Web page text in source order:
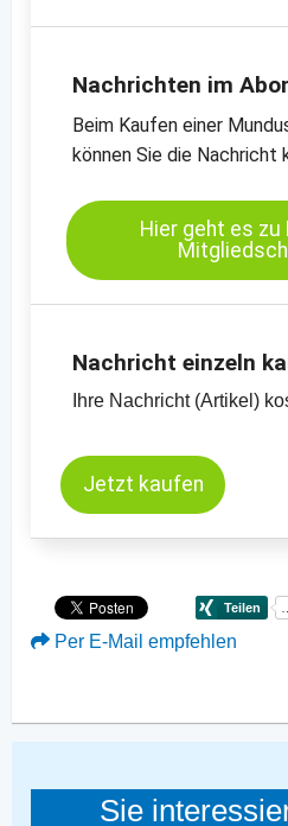
Nachrichten im
Beim Kaufen einer
können Sie die
Hier geht es zu
Nachricht einzeln
Ihre Nachricht (Artikel)
Jetzt kaufen
Per E-Mail empfehlen
Sie